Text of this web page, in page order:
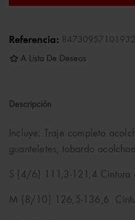
Referencia: 84730957101932
A Lista De Deseos
Descripción
Incluye: Traje completo
guanteletes, tabardo
S (4/6) 111,3-121,4 Cintura
M (8/10) 126,5-136,6